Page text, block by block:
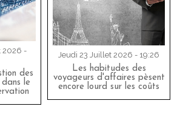
2026 -
des
le
Jeudi 23 Juillet 2026 - 19:26
Les habitudes des
voyageurs d'affaires pèsent
encore lourd sur les coûts